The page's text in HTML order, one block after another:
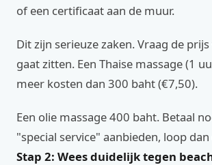
of een certificaat aan de muur.
Dit zijn serieuze zaken. Vraag de
gaat zitten. Een Thaise massage (1
meer kosten dan 300 baht (€7,50).
Een olie massage 400 baht. Betaal
"special service" aanbieden, loop
Stap 2: Wees duidelijk tegen